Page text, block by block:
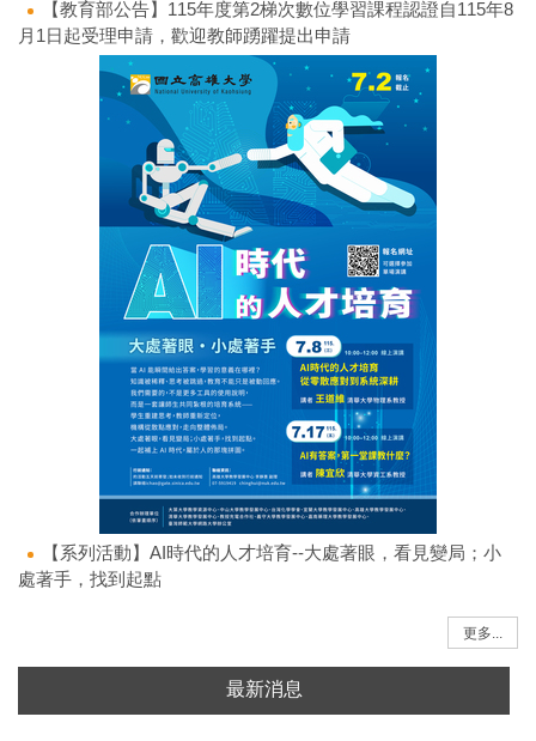
【教育部公告】115年度第2梯次數位學習課程認證自115年8
月1日起受理申請，歡迎教師踴躍提出申請
【系列活動】AI時代的人才培育--大處著眼，看見變局；小